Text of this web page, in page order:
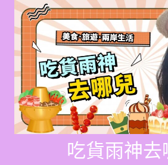
Skip
content
吃貨雨神